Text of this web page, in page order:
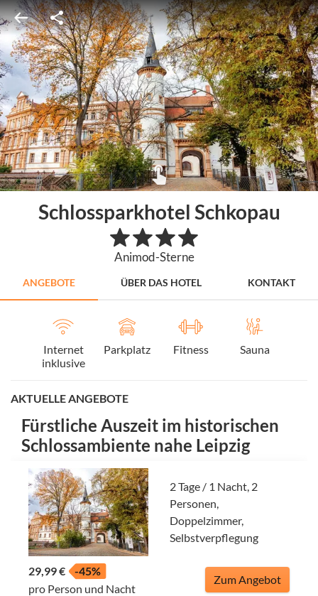
Schlossparkhotel Schkopau
Animod-Sterne
ANGEBOTE ÜBER DAS HOTEL KONTAKT
Internet
inklusive
Parkplatz Fitness Sauna
AKTUELLE ANGEBOTE
Fürstliche Auszeit im historischen
Schlossambiente nahe Leipzig
2 Tage / 1 Nacht, 2
Personen,
Doppelzimmer,
Selbstverpflegung
29,99 €
-45%
pro Person und Nacht
Zum Angebot